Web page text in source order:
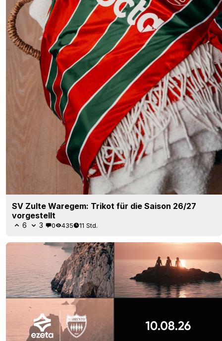
SV Zulte Waregem: Trikot für die Saison 26/27
vorgestellt
6 3 0 435 11 Std.